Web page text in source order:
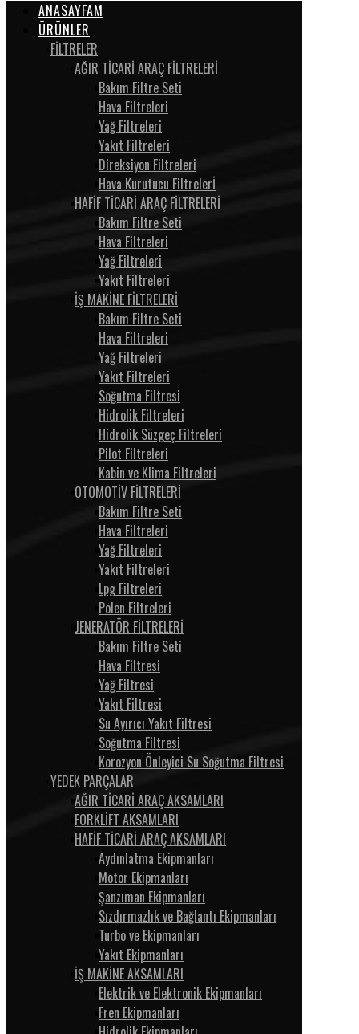
ANASAYFAM
ÜRÜNLER
FİLTRELER
AĞIR TİCARİ ARAÇ FİLTRELERİ
Bakım Filtre Seti
Hava Filtreleri
Yağ Filtreleri
Yakıt Filtreleri
Direksiyon Filtreleri
Hava Kurutucu Filtrelerİ
HAFİF TİCARİ ARAÇ FİLTRELERİ
Bakım Filtre Seti
Hava Filtreleri
Yağ Filtreleri
Yakıt Filtreleri
İŞ MAKİNE FİLTRELERİ
Bakım Filtre Seti
Hava Filtreleri
Yağ Filtreleri
Yakıt Filtreleri
Soğutma Filtresi
Hidrolik Filtreleri
Hidrolik Süzgeç Filtreleri
Pilot Filtreleri
Kabin ve Klima Filtreleri
OTOMOTİV FİLTRELERİ
Bakım Filtre Seti
Hava Filtreleri
Yağ Filtreleri
Yakıt Filtreleri
Lpg Filtreleri
Polen Filtreleri
JENERATÖR FİLTRELERİ
Bakım Filtre Seti
Hava Filtresi
Yağ Filtresi
Yakıt Filtresi
Su Ayırıcı Yakıt Filtresi
Soğutma Filtresi
Korozyon Önleyici Su Soğutma Filtresi
YEDEK PARÇALAR
AĞIR TİCARİ ARAÇ AKSAMLARI
FORKLİFT AKSAMLARI
HAFİF TİCARİ ARAÇ AKSAMLARI
Aydınlatma Ekipmanları
Motor Ekipmanları
Şanzıman Ekipmanları
Sızdırmazlık ve Bağlantı Ekipmanları
Turbo ve Ekipmanları
Yakıt Ekipmanları
İŞ MAKİNE AKSAMLARI
Elektrik ve Elektronik Ekipmanları
Fren Ekipmanları